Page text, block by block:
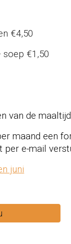
€4,50
soep €1,50
van de
maand een
e-mail
juni